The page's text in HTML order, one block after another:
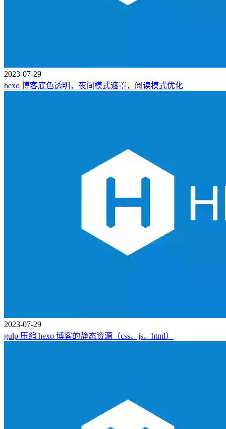
2023-07-29
hexo 博客底色透明，夜间模式遮罩，阅读模式优化
2023-07-29
gulp 压缩 hexo 博客的静态资源（css、js、html）